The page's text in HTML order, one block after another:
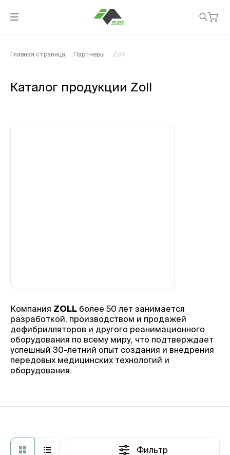
Главная страница Партнеры Zoll
Каталог продукции Zoll
Компания ZOLL более 50 лет занимается
разработкой, производством и продажей
дефибрилляторов и другого реанимационного
оборудования по всему миру, что подтверждает
успешный 30-летний опыт создания и внедрения
передовых медицинских технологий и
оборудования.
Фильтр